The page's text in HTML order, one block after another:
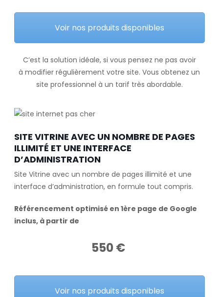
Voir nos produits disponibles
C’est la solution idéale, si vous pensez ne pas avoir
à modifier régulièrement votre site. Vous obtenez un
site professionnel à un tarif très abordable.
SITE VITRINE AVEC UN NOMBRE DE PAGES
ILLIMITÉ ET UNE INTERFACE
D’ADMINISTRATION
Site Vitrine avec un nombre de pages illimité et une
interface d’administration, en formule tout compris.
Référencement optimisé en 1ère page de Google
inclus, à partir de
550 €
Voir nos produits disponibles